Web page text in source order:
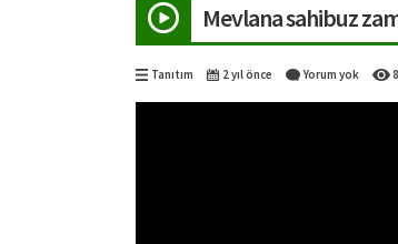
Mevlana sahibuz
Tanıtım 2 yıl önce Yorum yok